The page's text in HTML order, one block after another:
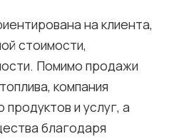
на клиента,
стоимости,
Помимо продажи
компания
и услуг, а
благодаря